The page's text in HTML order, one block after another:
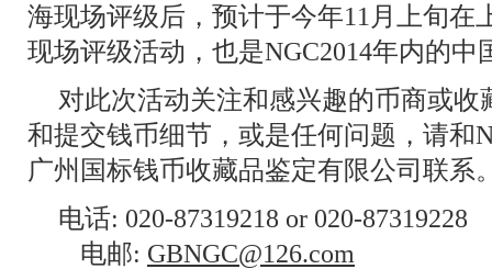
海现场评级后，预计于今年11月上旬在
现场评级活动，也是NGC2014年内的
对此次活动关注和感兴趣的币商或
和提交钱币细节，或是任何问题，请
广州国标钱币收藏品鉴定有限公司联系
电话: 020-87319218 or 020-87319228
电邮: GBNGC@126.com